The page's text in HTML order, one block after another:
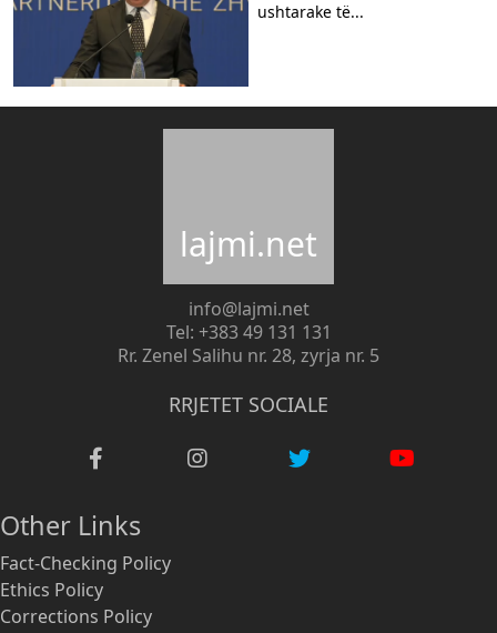
ushtarake të...
lajmi.net
info@lajmi.net
Tel: +383 49 131 131
Rr. Zenel Salihu nr. 28, zyrja nr. 5
RRJETET SOCIALE
Other Links
Fact-Checking Policy
Ethics Policy
Corrections Policy